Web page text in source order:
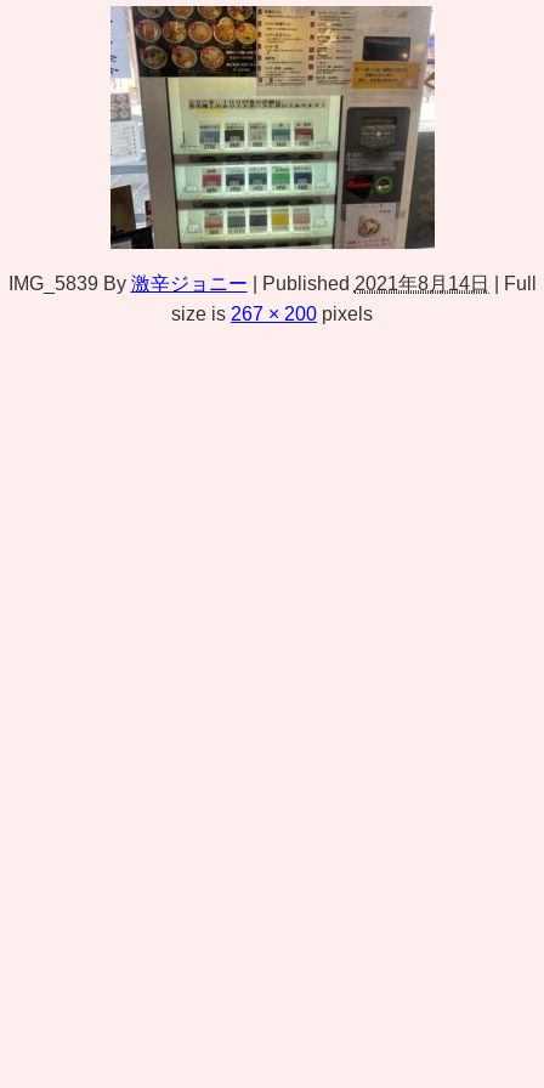
IMG_5839 By 激辛ジョニー Published 2021年8月14日
Full
size is 267 × 200 pixels